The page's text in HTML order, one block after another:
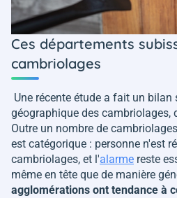
Ces départements
cambriolages
Une récente étude a fait un bilan
géographique des cambriolages,
Outre un nombre de
est catégorique : personne n'est
cambriolages, et l'alarme reste
même en tête que de manière
agglomérations ont tendance à